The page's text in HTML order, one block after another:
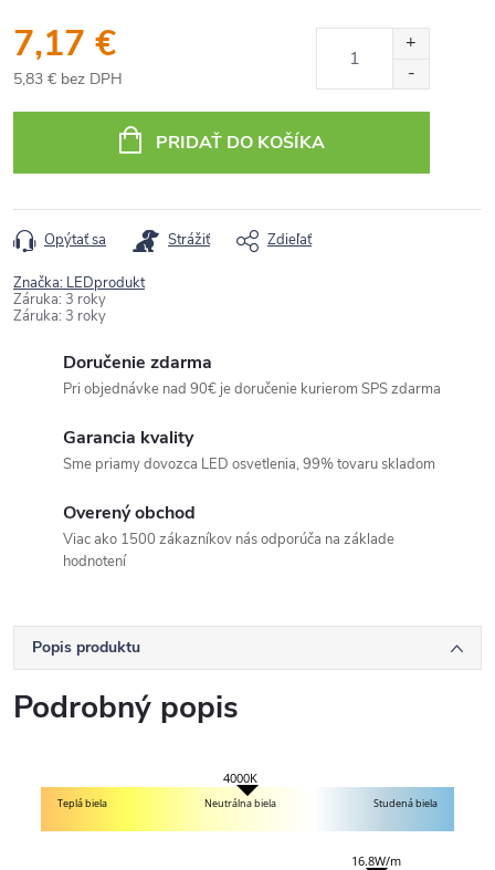
7,17 €
5,83 € bez DPH
cena:
PRIDAŤ DO KOŠÍKA
Opýtať sa Strážiť Zdieľať
Značka: LEDprodukt
Záruka: 3 roky
Záruka: 3 roky
Doručenie zdarma
Pri objednávke nad 90€ je doručenie kurierom SPS zdarma
Garancia kvality
Sme priamy dovozca LED osvetlenia, 99% tovaru skladom
Overený obchod
Viac ako 1500 zákazníkov nás odporúča na základe
hodnotení
Popis produktu
Podrobný popis
4000K
Teplá biela Neutrálna biela Studená biela
16.8W/m